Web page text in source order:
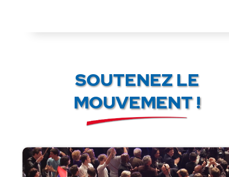
SOUTENEZ LE
MOUVEMENT !